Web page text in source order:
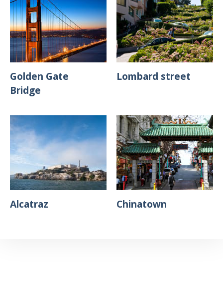
Golden Gate
Bridge
Lombard street
Alcatraz Chinatown